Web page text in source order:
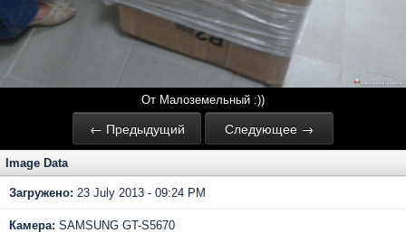
От Малоземельный :))
← Предыдущий Следующее →
Image Data
Загружено: 23 July 2013 - 09:24 PM
Камера: SAMSUNG GT-S5670